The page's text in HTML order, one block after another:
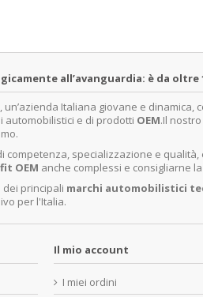
all’avanguardia: è da
Italiana giovane e
automobilistici e di prodotti OEM.Il
competenza, specializzazione e
OEM anche complessi e consigliarne
dei principali marchi automobilistici
per l'Italia.
Il mio account
I miei ordini